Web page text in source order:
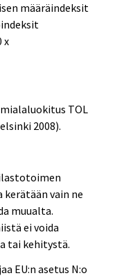
määräindeksit
x
TOL
2008).
vain ne
muualta.
ei voida
tai kehitystä.
EU:n asetus N:o